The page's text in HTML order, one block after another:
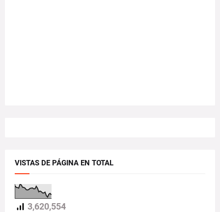
VISTAS DE PÁGINA EN TOTAL
3,620,554